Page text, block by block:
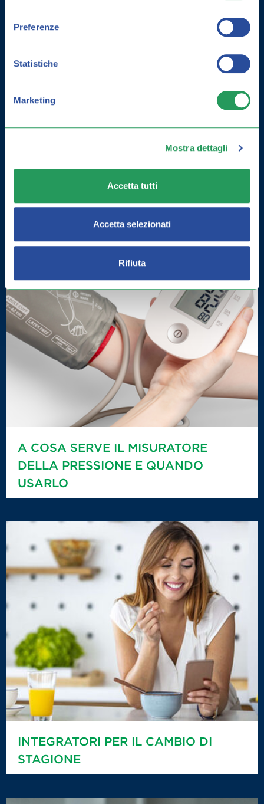
Preferenze
Statistiche
Marketing
Mostra dettagli
Accetta tutti
Accetta selezionati
Rifiuta
COME MIGLIORARE LA MEMORIA:
ESERCIZI E INTEGRATORI
A COSA SERVE IL MISURATORE
DELLA PRESSIONE E QUANDO
USARLO
INTEGRATORI PER IL CAMBIO DI
STAGIONE